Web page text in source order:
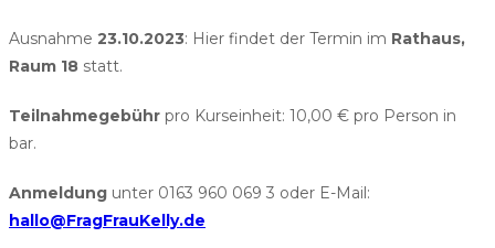
Ausnahme 23.10.2023: Hier findet der Termin im Rathaus,
Raum 18 statt.
Teilnahmegebühr pro Kurseinheit: 10,00 € pro Person in
bar.
Anmeldung unter 0163 960 069 3 oder E-Mail:
hallo@FragFrauKelly.de